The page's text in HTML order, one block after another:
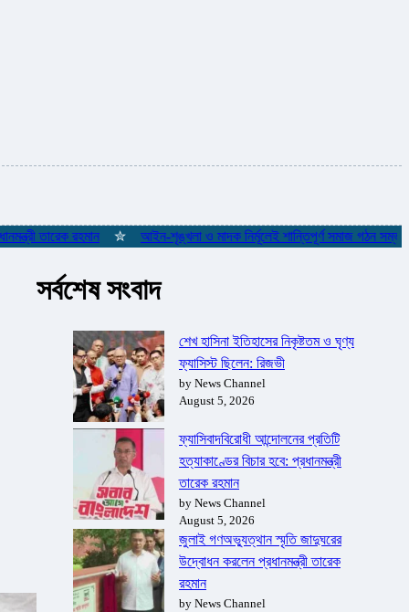
রহমান ✮ আইন-শৃঙ্খলা ও মাদক নির্মূলেই শান্তিপূর্ণ সমাজ গঠন সম্ভব:
সর্বশেষ সংবাদ
শেখ হাসিনা ইতিহাসের নিকৃষ্টতম ও ঘৃণ্য
ফ্যাসিস্ট ছিলেন: রিজভী
by News Channel
August 5, 2026
ফ্যাসিবাদবিরোধী আন্দোলনের প্রতিটি
হত্যাকাণ্ডের বিচার হবে: প্রধানমন্ত্রী
তারেক রহমান
by News Channel
August 5, 2026
জুলাই গণঅভ্যুত্থান স্মৃতি জাদুঘরের
উদ্বোধন করলেন প্রধানমন্ত্রী তারেক
রহমান
by News Channel